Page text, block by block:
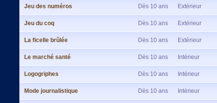
Jeu des numéros Dès 10 ans Extérieur
Jeu du coq Dès 10 ans Extérieur
La ficelle brûlée Dès 10 ans Extérieur
Le marché santé Dès 10 ans Intérieur
Logogriphes Dès 10 ans Intérieur
Mode journalistique Dès 10 ans Intérieur